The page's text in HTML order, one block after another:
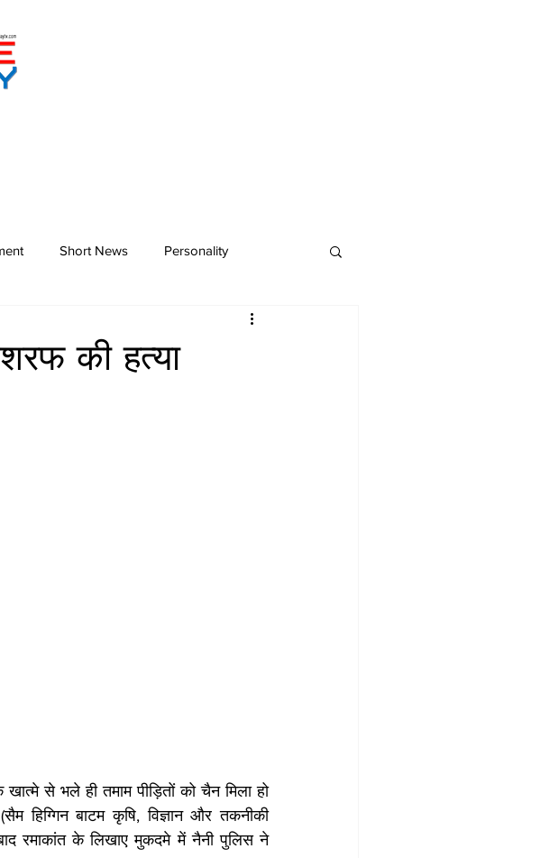
Short News Personality
की हत्या
से भले ही तमाम पीड़ितों को चैन मिला हो
बाटम कृषि, विज्ञान और तकनीकी
रमाकांत के लिखाए मुकदमे में नैनी पुलिस ने